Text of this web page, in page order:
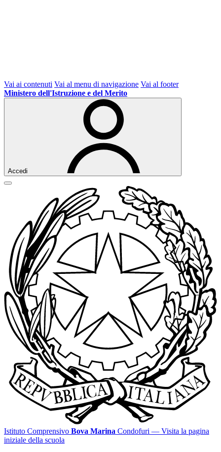
Vai ai contenuti Vai al menu di navigazione Vai al footer
Ministero dell'Istruzione e del Merito
Accedi
Istituto Comprensivo Bova Marina Condofuri — Visita la pagina
iniziale della scuola